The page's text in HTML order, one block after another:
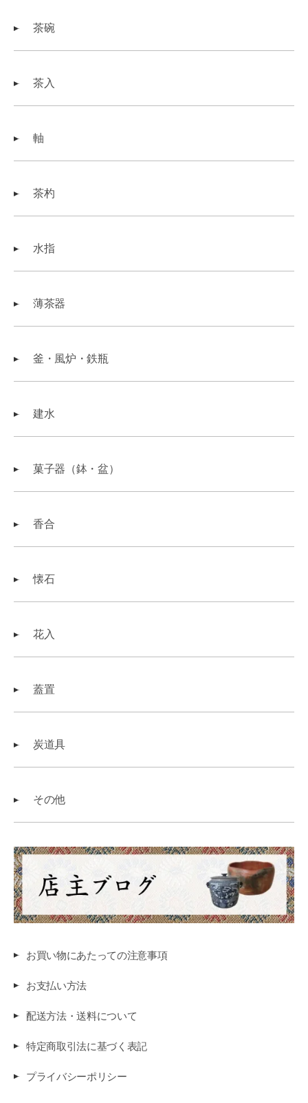
茶碗
茶入
軸
茶杓
水指
薄茶器
釜・風炉・鉄瓶
建水
菓子器（鉢・盆）
香合
懐石
花入
蓋置
炭道具
その他
お買い物にあたっての注意事項
お支払い方法
配送方法・送料について
特定商取引法に基づく表記
プライバシーポリシー